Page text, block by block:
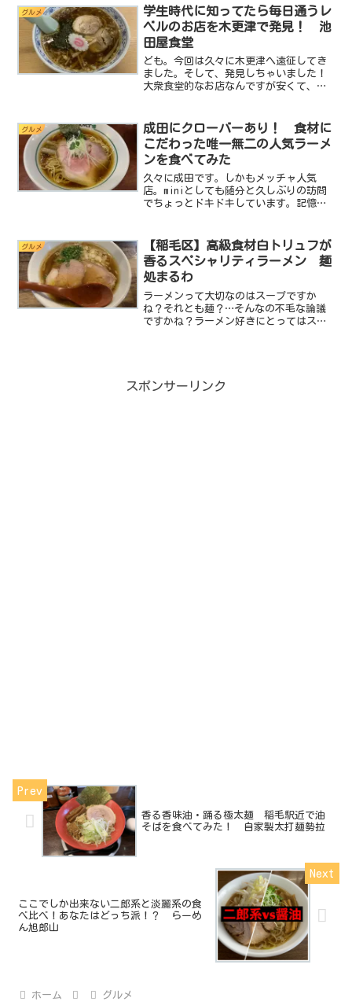
あの威勢の良い接客がどうも苦手って人
には良いおみせだと思...
グルメ
学生時代に知ってたら毎日通うレ
ベルのお店を木更津で発見！ 池
田屋食堂
ども。今回は久々に木更津へ遠征してき
ました。そして、発見しちゃいました！
大衆食堂的なお店なんですが安くて、う
あったならきっと放課後に毎日通ってた
と思うんですよ。そんな素...
グルメ
成田にクローバーあり！ 食材に
こだわった唯一無二の人気ラーメ
ンを食べてみた
久々に成田です。しかもメッチャ人気
店。miniとしても随分と久しぶりの訪問
でちょっとドキドキしています。記憶に
ですがとっても美味しくて知っていたら
人に自慢できるような素...
グルメ
【稲毛区】高級食材白トリュフが
香るスペシャリティラーメン 麺
処まるわ
ラーメンって大切なのはスープですか
ね？それとも麺？…そんなの不毛な論議
ですかね？ラーメン好きにとってはスー
スポンサーリンク
香る香味油・踊る極太麺 稲毛駅近で油
そばを食べてみた！ 自家製太打麺勢拉
ここでしか出来ない二郎系と淡麗系の食
べ比べ！あなたはどっち派！？ らーめ
ん旭郎山
ホーム グルメ